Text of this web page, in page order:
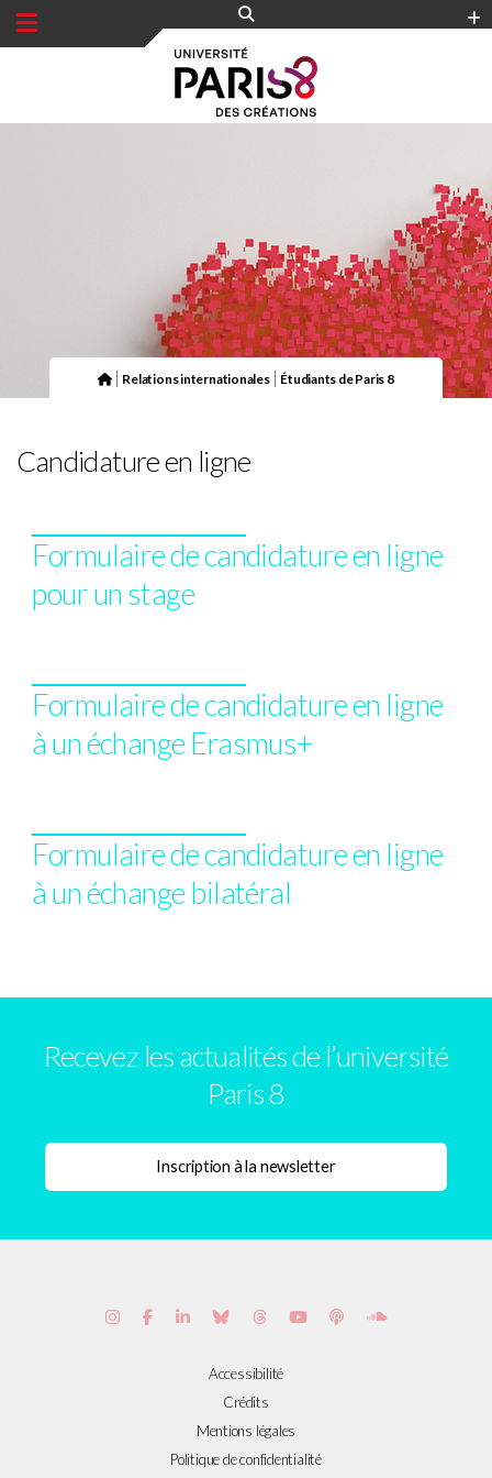
Relations internationales Étudiants de Paris 8
Candidature en ligne
Formulaire de candidature en ligne
pour un stage
Formulaire de candidature en ligne
à un échange Erasmus+
Formulaire de candidature en ligne
à un échange bilatéral
Recevez les actualités de l’université
Paris 8
Accessibilité
Crédits
Mentions légales
Politique de confidentialité
Panneau de gestion des cookies